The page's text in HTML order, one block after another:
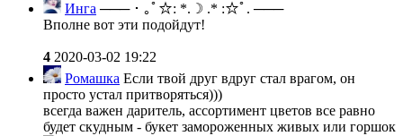
Инга ─── ･ ｡ﾟ☆: *.☽ .* :☆ﾟ. ───
Вполне вот эти подойдут!
4 2020-03-02 19:22
Ромашка Если твой друг вдруг стал врагом, он
просто устал притворяться)))
всегда важен даритель, ассортимент цветов все равно
будет скудным - букет замороженных живых или горшок